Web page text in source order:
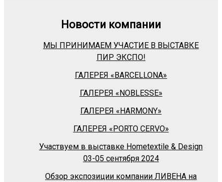
Новости компании
МЫ ПРИНИМАЕМ УЧАСТИЕ В ВЫСТАВКЕ
ПИР ЭКСПО!
ГАЛЕРЕЯ «BARСELLONA»
ГАЛЕРЕЯ «NOBLESSE»
ГАЛЕРЕЯ «HARMONY»
ГАЛЕРЕЯ «PORTO CERVO»
Участвуем в выставке Hometextile & Design
03-05 сентября 2024
Обзор экспозиции компании ЛИВЕНА на